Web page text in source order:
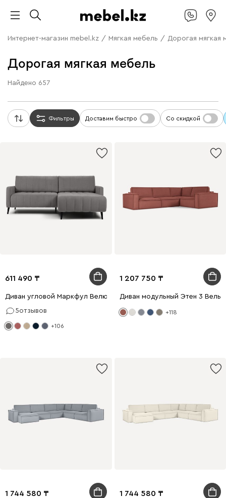
Интернет-магазин mebel.kz / Мягкая мебель / Дорогая мягкая
Дорогая мягкая мебель
Найдено 657
Фильтры Доставим быстро Со скидкой
611 490
Диван угловой Маркфул Велюр Серый
5отзывов
+106
1 207 750
Диван модульный Этен 3
+118
1 744 580 1 744 580